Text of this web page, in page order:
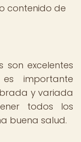
contenido de
son excelentes
importante
y variada
todos los
buena salud.